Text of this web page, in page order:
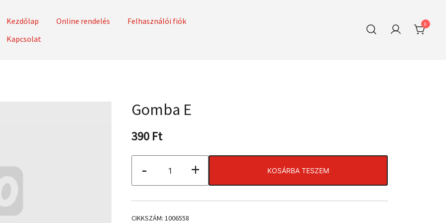
Kezdőlap Online rendelés
Felhasználói fiók
Kapcsolat
0
Gomba E
390 Ft
-
E
mennyiség
+ KOSÁRBA TESZEM
CIKKSZÁM: 1006558